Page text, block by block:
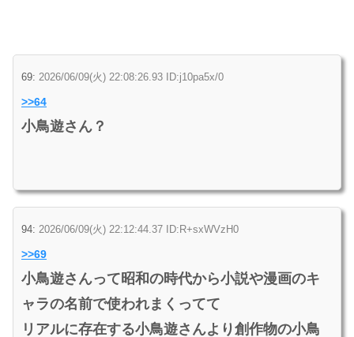
69: 2026/06/09(火) 22:08:26.93 ID:j10pa5x/0
>>64
小鳥遊さん？
94: 2026/06/09(火) 22:12:44.37 ID:R+sxWVzH0
>>69
小鳥遊さんって昭和の時代から小説や漫画のキ
ャラの名前で使われまくってて
リアルに存在する小鳥遊さんより創作物の小鳥